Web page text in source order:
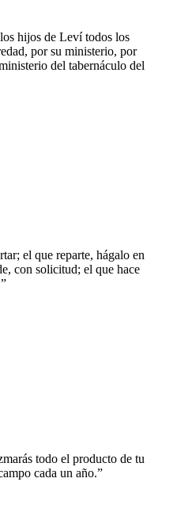
hijos de Leví todos los
por su ministerio, por
del tabernáculo del
el que reparte, hágalo en
con solicitud; el que hace
”
todo el producto de tu
cada un año.”